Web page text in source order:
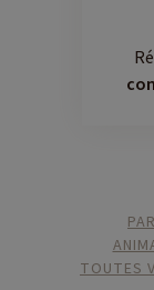
TOUTES